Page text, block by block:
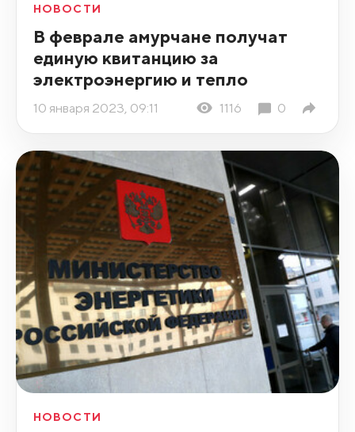
НОВОСТИ
В феврале амурчане получат
единую квитанцию за
электроэнергию и тепло
10 января 2023, 09:11 1116 0
НОВОСТИ